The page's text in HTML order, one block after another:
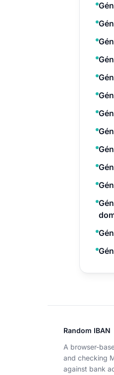
Random IBAN
A browser-
and checking
against bank